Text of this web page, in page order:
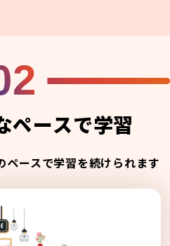
ペースで学習
ペースで学習を続けられます